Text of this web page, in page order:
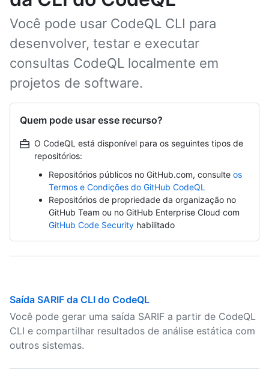
Você pode usar CodeQL CLI para
desenvolver, testar e executar
consultas CodeQL localmente em
projetos de software.
Quem pode usar esse recurso?
O CodeQL está disponível para os seguintes tipos de
repositórios:
Repositórios públicos no GitHub.com, consulte os
Termos e Condições do GitHub CodeQL
Repositórios de propriedade da organização no
GitHub Team ou no GitHub Enterprise Cloud com
GitHub Code Security habilitado
Saída SARIF da CLI do CodeQL
Você pode gerar uma saída SARIF a partir de CodeQL
CLI e compartilhar resultados de análise estática com
outros sistemas.